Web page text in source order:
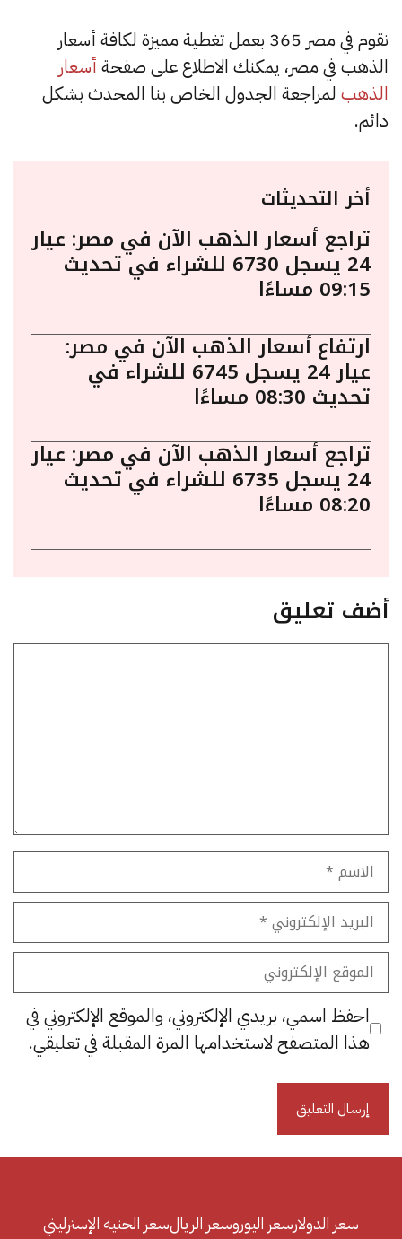
نقوم في مصر 365 بعمل تغطية مميزة لكافة أسعار
الذهب في مصر، يمكنك الاطلاع على صفحة أسعار
الذهب لمراجعة الجدول الخاص بنا المحدث بشكل
دائم.
أخر التحديثات
تراجع أسعار الذهب الآن في مصر: عيار
24 يسجل 6730 للشراء في تحديث
09:15 مساءًا
ارتفاع أسعار الذهب الآن في مصر:
عيار 24 يسجل 6745 للشراء في
تحديث 08:30 مساءًا
تراجع أسعار الذهب الآن في مصر: عيار
24 يسجل 6735 للشراء في تحديث
08:20 مساءًا
أضف تعليق
الاسم
البريد
الإلكتروني
الموقع
الإلكتروني
احفظ اسمي، بريدي الإلكتروني، والموقع الإلكتروني في
هذا المتصفح لاستخدامها المرة المقبلة في تعليقي.
سعر الدولارسعر اليوروسعر الريالسعر الجنيه الإسترليني